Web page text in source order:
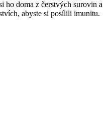
ho doma z čerstvých surovin a
abyste si posílili imunitu.